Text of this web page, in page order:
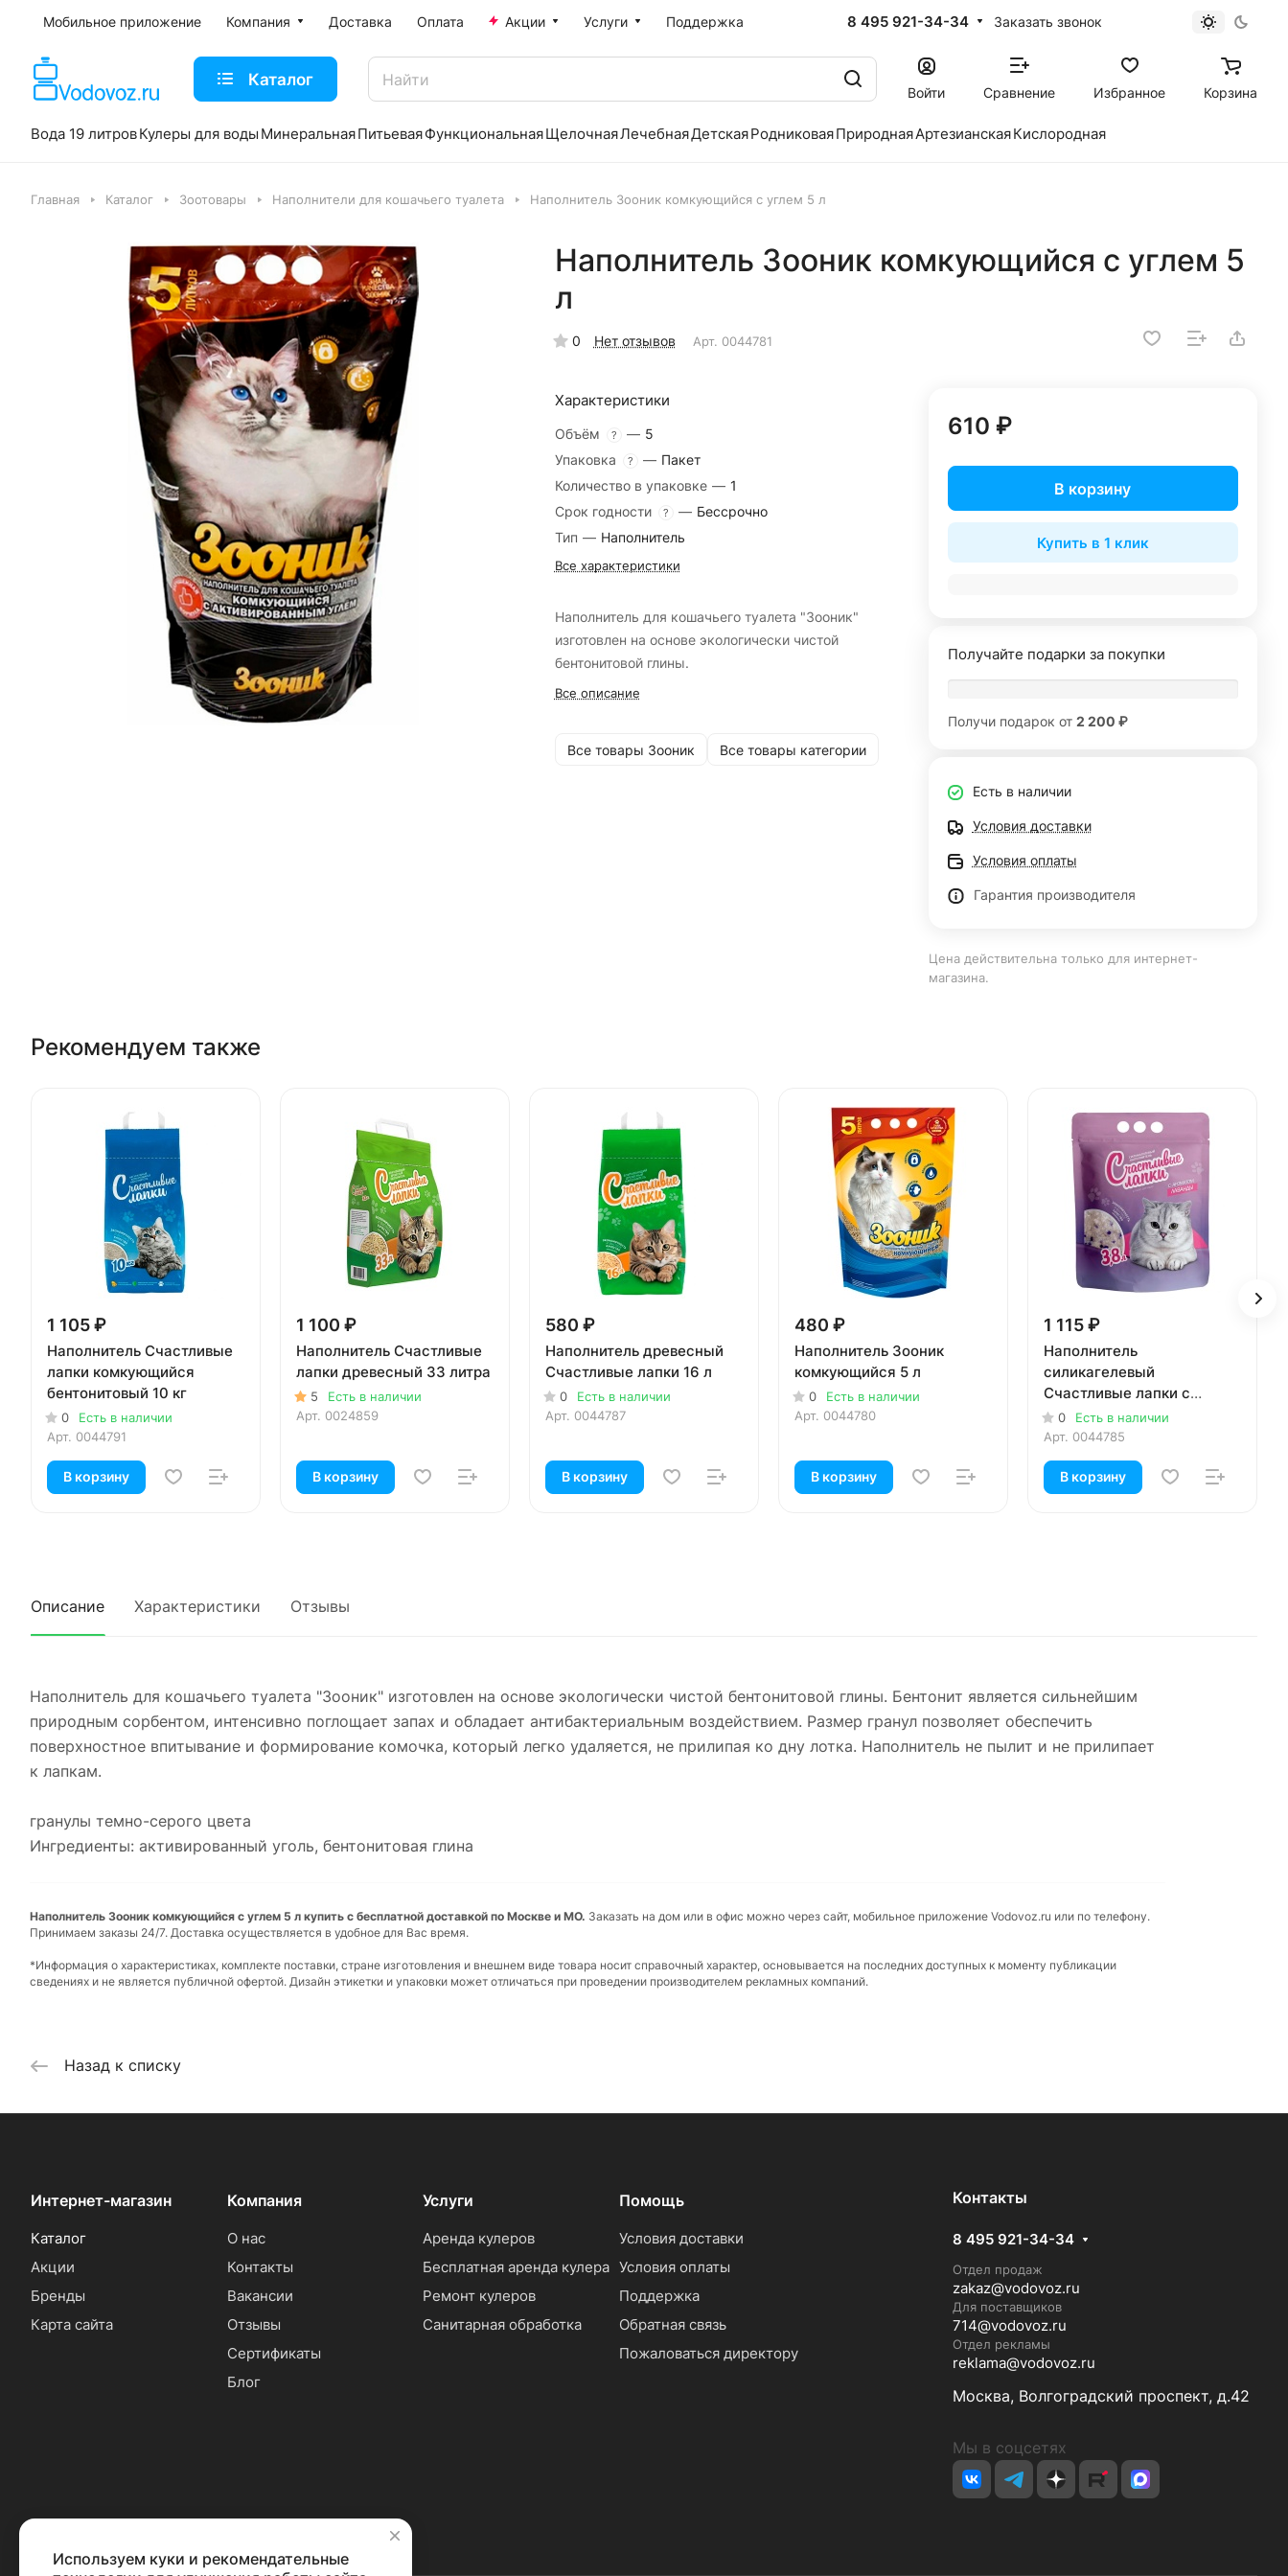
Мобильное приложение Компания Доставка Оплата Акции Услуги Поддержка 8 495 921-34-34 Заказать звонок
Каталог
Войти Сравнение Избранное Корзина
Вода 19 литровКулеры для воды МинеральнаяПитьеваяФункциональнаяЩелочнаяЛечебнаяДетскаяРодниковаяПрироднаяАртезианскаяКислородная
Главная Каталог Зоотовары Наполнители для кошачьего туалета Наполнитель Зооник комкующийся с углем 5 л
Наполнитель Зооник комкующийся с углем 5
л
0 Нет отзывов Арт. 0044781
Характеристики
Объём ? — 5
Упаковка
? — Пакет
Количество в упаковке — 1
Срок годности
? — Бессрочно
Тип — Наполнитель
Все характеристики
Наполнитель для кошачьего туалета "Зооник"
изготовлен на основе экологически чистой
бентонитовой глины.
Все описание
Все товары Зооник Все товары категории
610 ₽
В корзину
Купить в 1 клик
Получайте подарки за покупки
Получи подарок от 2 200 ₽
Есть в наличии
Условия доставки
Условия оплаты
Гарантия производителя
Цена действительна только для интернет-
магазина.
Рекомендуем также
1 105 ₽
Наполнитель Счастливые
лапки комкующийся
бентонитовый 10 кг
0
Есть в наличии
Арт. 0044791
В корзину
1 100 ₽
Наполнитель Счастливые
лапки древесный 33 литра
5
Есть в наличии
Арт. 0024859
В корзину
580 ₽
Наполнитель древесный
Счастливые лапки 16 л
0
Есть в наличии
Арт. 0044787
В корзину
480 ₽
Наполнитель Зооник
комкующийся 5 л
0
Есть в наличии
Арт. 0044780
В корзину
1 115 ₽
Наполнитель
силикагелевый
Счастливые лапки с
ароматом лаванды 3,8 л
0
Есть в наличии
Арт. 0044785
В корзину
Описание Характеристики Отзывы
Наполнитель для кошачьего туалета "Зооник" изготовлен на основе экологически чистой бентонитовой глины. Бентонит является сильнейшим
природным сорбентом, интенсивно поглощает запах и обладает антибактериальным воздействием. Размер гранул позволяет обеспечить
поверхностное впитывание и формирование комочка, который легко удаляется, не прилипая ко дну лотка. Наполнитель не пылит и не прилипает
к лапкам.
гранулы темно-серого цвета
Ингредиенты: активированный уголь, бентонитовая глина
Наполнитель Зооник комкующийся с углем 5 л купить с бесплатной доставкой по Москве и МО. Заказать на дом или в офис можно через сайт, мобильное приложение Vodovoz.ru или по телефону.
Принимаем заказы 24/7. Доставка осуществляется в удобное для Вас время.
*Информация о характеристиках, комплекте поставки, стране изготовления и внешнем виде товара носит справочный характер, основывается на последних доступных к моменту публикации
сведениях и не является публичной офертой. Дизайн этикетки и упаковки может отличаться при проведении производителем рекламных компаний.
Назад к списку
Интернет-магазин
Каталог
Акции
Бренды
Карта сайта
Компания
О нас
Контакты
Вакансии
Отзывы
Сертификаты
Блог
Услуги
Аренда кулеров
Бесплатная аренда кулера
Ремонт кулеров
Санитарная обработка
Помощь
Условия доставки
Условия оплаты
Поддержка
Обратная связь
Пожаловаться директору
Контакты
8 495 921-34-34
Отдел продаж
zakaz@vodovoz.ru
Для поставщиков
714@vodovoz.ru
Отдел рекламы
reklama@vodovoz.ru
Москва, Волгоградский проспект, д.42
Мы в соцсетях
✕
Используем куки и рекомендательные